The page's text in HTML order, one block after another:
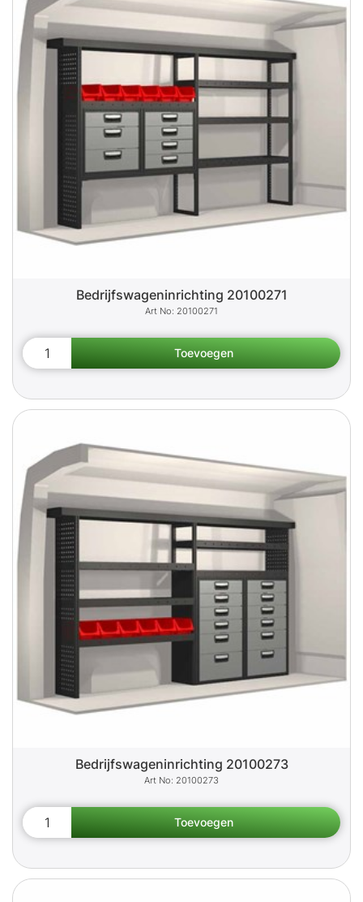
Bedrijfswageninrichting 20100271
20100271
Bedrijfswageninrichting 20100273
20100273